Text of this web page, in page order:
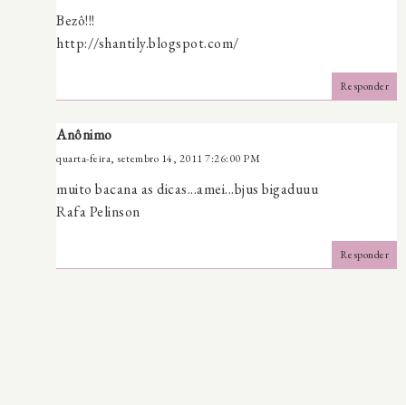
Bezô!!!
http://shantily.blogspot.com/
Responder
Anônimo
quarta-feira, setembro 14, 2011 7:26:00 PM
muito bacana as dicas...amei...bjus bigaduuu
Rafa Pelinson
Responder